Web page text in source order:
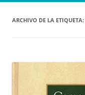
ARCHIVO DE LA ETIQUETA: